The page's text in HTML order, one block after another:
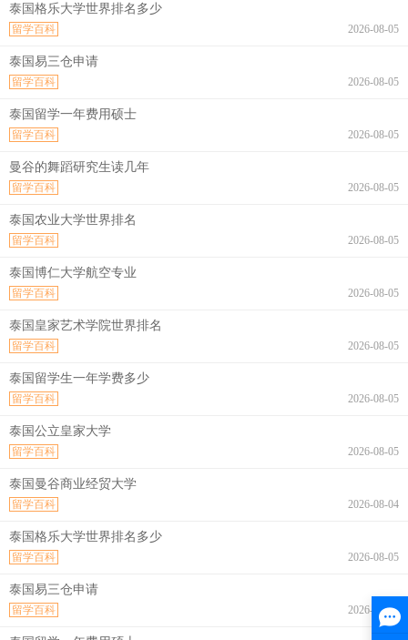
泰国格乐大学世界排名多少
2026-08-05
留学百科
泰国易三仓申请
2026-08-05
留学百科
泰国留学一年费用硕士
2026-08-05
留学百科
曼谷的舞蹈研究生读几年
2026-08-05
留学百科
泰国农业大学世界排名
2026-08-05
留学百科
泰国博仁大学航空专业
2026-08-05
留学百科
泰国皇家艺术学院世界排名
2026-08-05
留学百科
泰国留学生一年学费多少
2026-08-05
留学百科
泰国公立皇家大学
2026-08-05
留学百科
泰国曼谷商业经贸大学
2026-08-04
留学百科
泰国格乐大学世界排名多少
2026-08-05
留学百科
泰国易三仓申请
2026-08-05
留学百科